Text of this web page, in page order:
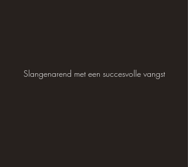
Slangenarend met een succesvolle vangst